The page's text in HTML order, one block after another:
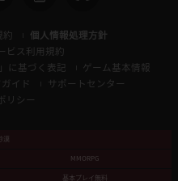
約
個人情報処理方針
ビス利用規約
に基づく表記
ゲーム基本情報
イド
サポートセンター
リシー
漠
MMORPG
基本プレイ無料